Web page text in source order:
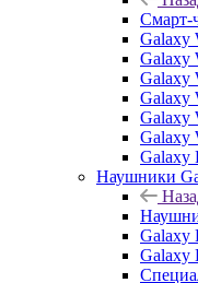
Смарт-
Galaxy
Galaxy
Galaxy
Galaxy
Galaxy
Galaxy
Galaxy
Наушники
Galaxy
Galaxy